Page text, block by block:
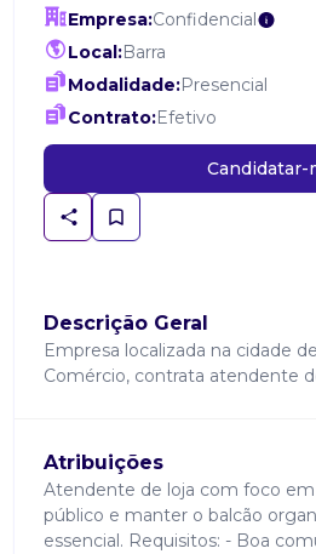
Empresa:Confidencial
Local:Barra
Modalidade:Presencial
Contrato:Efetivo
Candidatar-
Descrição Geral
Empresa localizada na cidade
Comércio, contrata atendente
Atribuições
Atendente de loja com foco
público e manter o balcão
essencial. Requisitos: - Boa